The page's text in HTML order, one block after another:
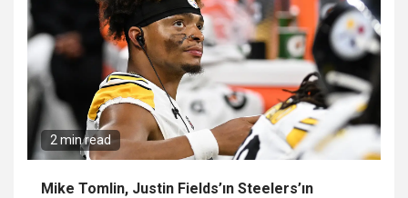
2 min read
Mike Tomlin, Justin Fields’ın Steelers’ın